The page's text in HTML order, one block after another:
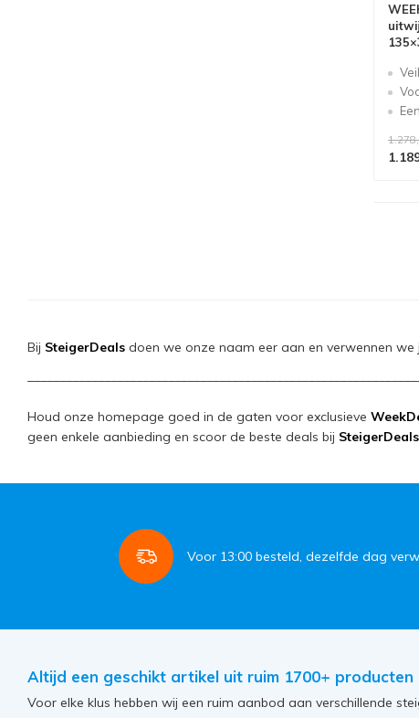
Bij SteigerDeals doen we onze naam eer aan en verwennen we
Houd onze homepage goed in de gaten voor exclusieve
geen enkele aanbieding en scoor de beste deals bij SteigerDeals
Voor 13:00 besteld, dezelfde dag
Altijd een geschikt artikel uit ruim 1700+ producten
Voor elke klus hebben wij een ruim aanbod aan verschillende